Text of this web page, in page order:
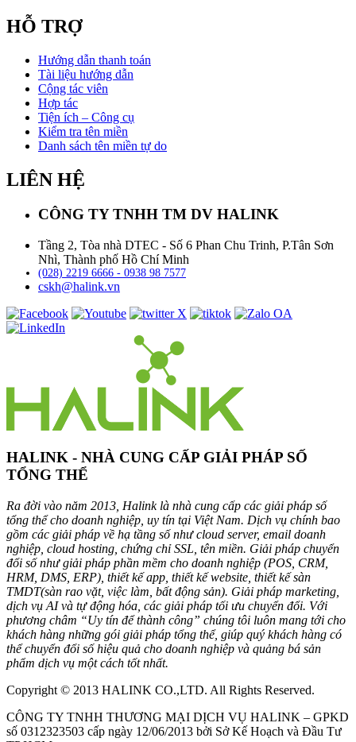
HỖ TRỢ
Hướng dẫn thanh toán
Tài liệu hướng dẫn
Cộng tác viên
Hợp tác
Tiện ích – Công cụ
Kiểm tra tên miền
Danh sách tên miền tự do
LIÊN HỆ
CÔNG TY TNHH TM DV HALINK
Tầng 2, Tòa nhà DTEC - Số 6 Phan Chu Trinh, P.Tân Sơn
Nhì, Thành phố Hồ Chí Minh
(028) 2219 6666 - 0938 98 7577
cskh@halink.vn
HALINK - NHÀ CUNG CẤP GIẢI PHÁP SỐ
TỔNG THỂ
Ra đời vào năm 2013, Halink là nhà cung cấp các giải pháp số
tổng thể cho doanh nghiệp, uy tín tại Việt Nam. Dịch vụ chính bao
gồm các giải pháp về hạ tầng số như cloud server, email doanh
nghiệp, cloud hosting, chứng chỉ SSL, tên miền. Giải pháp chuyển
đổi số như giải pháp phần mềm cho doanh nghiệp (POS, CRM,
HRM, DMS, ERP), thiết kế app, thiết kế website, thiết kế sàn
TMDT(sàn rao vặt, việc làm, bất động sản). Giải pháp marketing,
dịch vụ AI và tự động hóa, các giải pháp tối ưu chuyển đổi. Với
phương châm “Uy tín để thành công” chúng tôi luôn mang tới cho
khách hàng những gói giải pháp tổng thể, giúp quý khách hàng có
thể chuyển đổi số hiệu quả cho doanh nghiệp và quảng bá sản
phẩm dịch vụ một cách tốt nhất.
Copyright © 2013 HALINK CO.,LTD. All Rights Reserved.
CÔNG TY TNHH THƯƠNG MẠI DỊCH VỤ HALINK – GPKD
số 0312323503 cấp ngày 12/06/2013 bởi Sở Kế Hoạch và Đầu Tư